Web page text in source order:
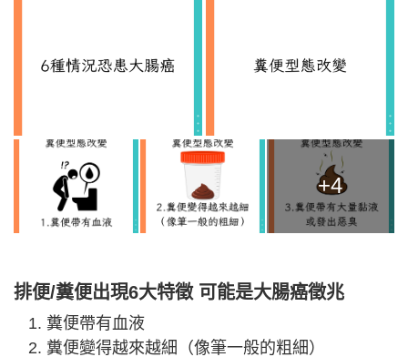
+4
排便/糞便出現6大特徵 可能是大腸癌徵兆
糞便帶有血液
糞便變得越來越細（像筆一般的粗細）